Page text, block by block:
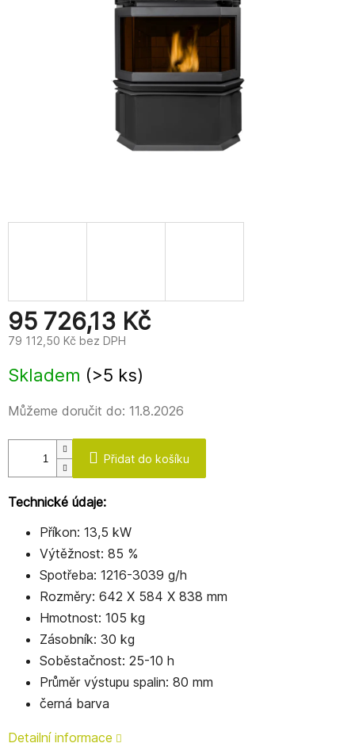
95 726,13 Kč
79 112,50 Kč bez DPH
cena:
Skladem (>5 ks)
Můžeme doručit do: 11.8.2026
Přidat do košíku
Technické údaje:
Příkon: 13,5 kW
Výtěžnost: 85 %
Spotřeba: 1216-3039 g/h
Rozměry: 642 X 584 X 838 mm
Hmotnost: 105 kg
Zásobník: 30 kg
Soběstačnost: 25-10 h
Průměr výstupu spalin: 80 mm
černá barva
Detailní informace